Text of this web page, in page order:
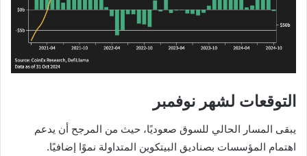
التوقعات لشهر نوفمبر
يبقى المسار الحالي للسوق صعوديًا، حيث من المرجح أن يدعم
اهتمام المؤسسات بصناديق البيتكوين المتداولة نموًا إضافيًا.